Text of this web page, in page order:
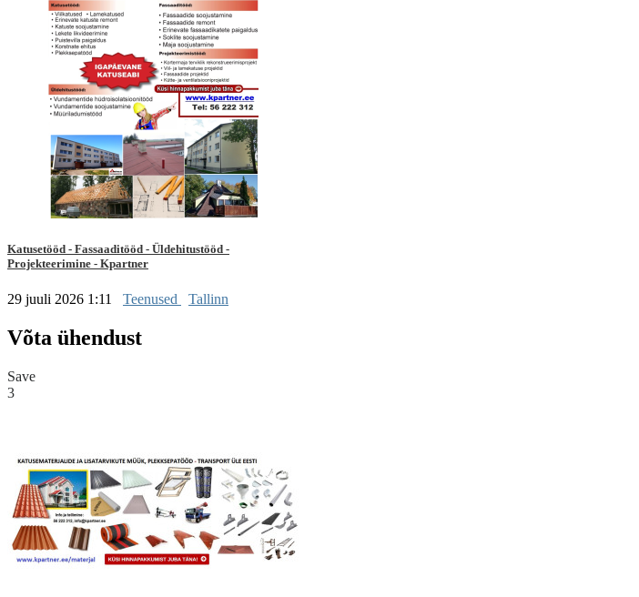
Katusetööd - Fassaaditööd - Üldehitustööd -
Projekteerimine - Kpartner
29 juuli 2026 1:11 Teenused Tallinn
Võta ühendust
Save
3